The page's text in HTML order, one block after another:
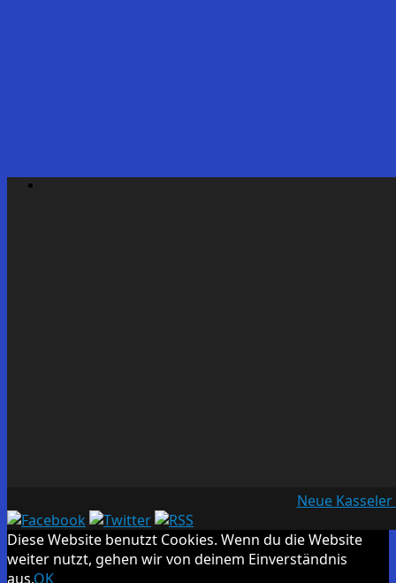
Neue
Diese Website benutzt Cookies. Wenn du die Website
weiter nutzt, gehen wir von deinem Einverständnis
aus.OK